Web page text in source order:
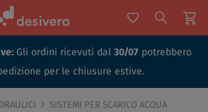
Gli ordini ricevuti dal 30/07 potrebbero
per le chiusure estive.
SISTEMI PER SCARICO ACQUA